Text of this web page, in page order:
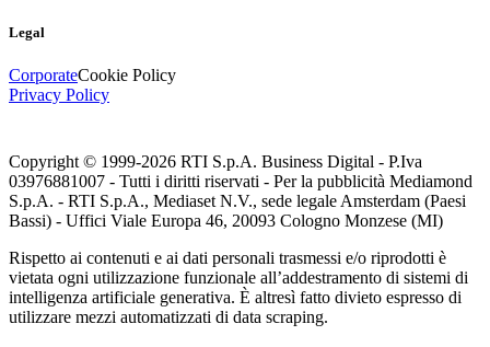
Legal
CorporateCookie Policy
Privacy Policy
Copyright © 1999-2026 RTI S.p.A. Business Digital - P.Iva
03976881007 - Tutti i diritti riservati - Per la pubblicità Mediamond
S.p.A. - RTI S.p.A., Mediaset N.V., sede legale Amsterdam (Paesi
Bassi) - Uffici Viale Europa 46, 20093 Cologno Monzese (MI)
Rispetto ai contenuti e ai dati personali trasmessi e/o riprodotti è
vietata ogni utilizzazione funzionale all’addestramento di sistemi di
intelligenza artificiale generativa. È altresì fatto divieto espresso di
utilizzare mezzi automatizzati di data scraping.